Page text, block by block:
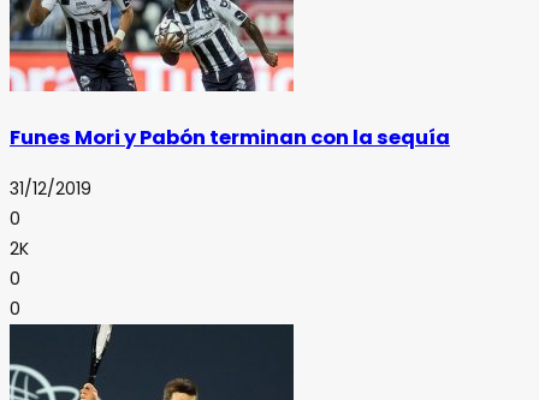
Funes Mori y Pabón terminan con la sequía
31/12/2019
0
2K
0
0